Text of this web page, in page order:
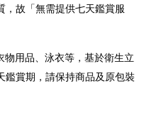
，故「無需提供七天鑑賞服
物用品、泳衣等，基於衛生立
鑑賞期，請保持商品及原包裝